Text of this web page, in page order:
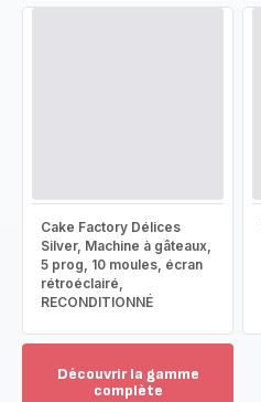
Cake Factory Délices
Silver, Machine à gâteaux,
5 prog, 10 moules, écran
rétroéclairé,
RECONDITIONNÉ
Découvrir la gamme
complète